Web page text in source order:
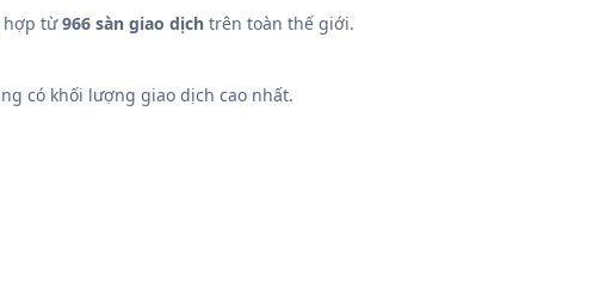
hợp từ966 sàn giao dịch trên toàn thế giới.
có khối lượng giao dịch cao nhất.